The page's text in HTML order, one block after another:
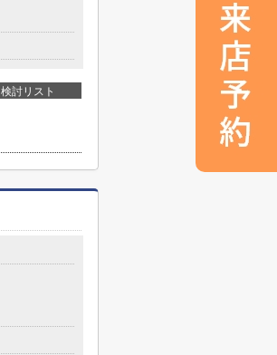
検討リスト